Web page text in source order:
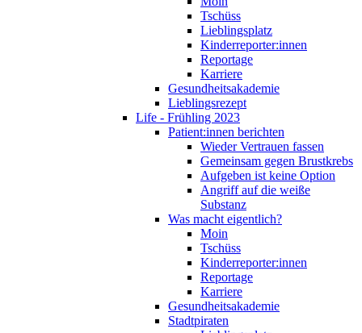
Tschüss
Lieblingsplatz
Kinderreporter:innen
Reportage
Karriere
Gesundheitsakademie
Lieblingsrezept
Life - Frühling 2023
Patient:innen berichten
Wieder Vertrauen fassen
Gemeinsam gegen Brustkrebs
Aufgeben ist keine Option
Angriff auf die weiße
Substanz
Was macht eigentlich?
Moin
Tschüss
Kinderreporter:innen
Reportage
Karriere
Gesundheitsakademie
Stadtpiraten